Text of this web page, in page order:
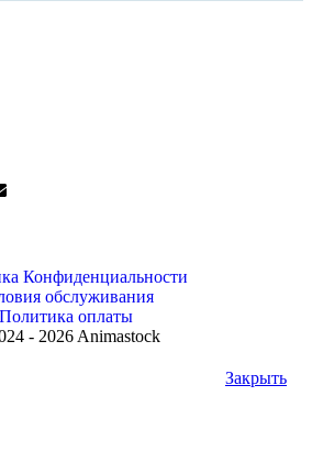
Конфиденциальности
обслуживания
Политика оплаты
- 2026 Animastock
Закрыть